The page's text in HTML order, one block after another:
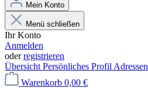
Mein Konto
Menü schließen
Ihr Konto
Anmelden
oderregistrieren
Übersicht Persönliches Profil Adressen
Warenkorb 0,00 €